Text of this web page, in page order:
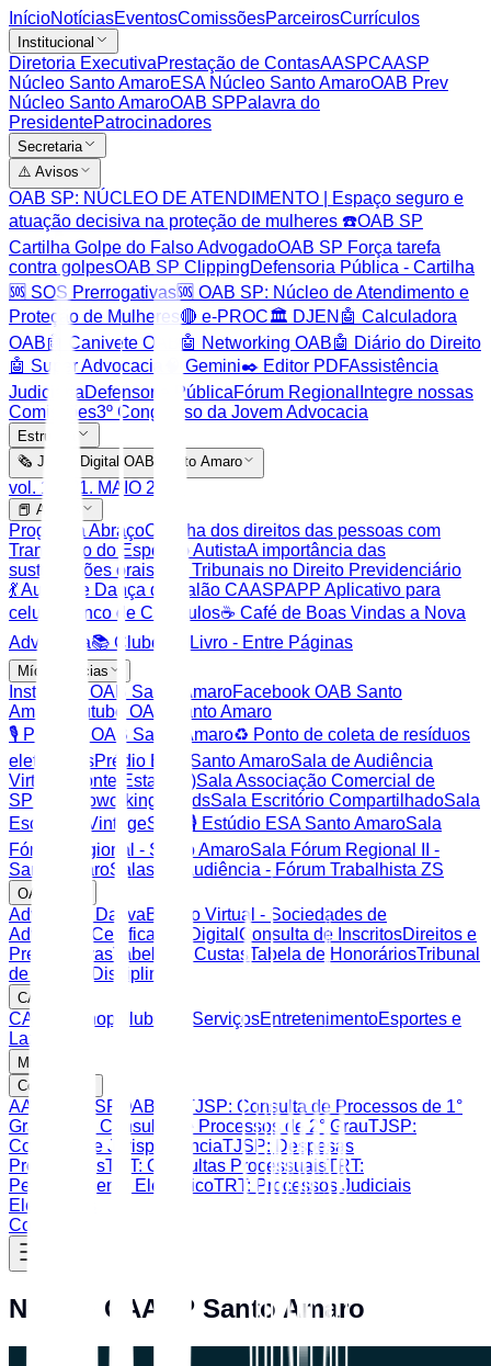
InícioNotíciasEventosComissõesParceirosCurrículos
Institucional
Diretoria ExecutivaPrestação de ContasAASPCAASP
Núcleo Santo AmaroESA Núcleo Santo AmaroOAB Prev
Núcleo Santo AmaroOAB SPPalavra do
PresidentePatrocinadores
Secretaria
⚠️ Avisos
OAB SP: NÚCLEO DE ATENDIMENTO | Espaço seguro e
atuação decisiva na proteção de mulheres ☎️OAB SP
Cartilha Golpe do Falso AdvogadoOAB SP Força tarefa
contra golpesOAB SP ClippingDefensoria Pública - Cartilha
🆘 SOS Prerrogativas🆘 OAB SP: Núcleo de Atendimento e
Proteção de Mulheres🔴 e-PROC🏛️ DJEN 🤖 Calculadora
OAB🤖 Canivete OAB 🤖 Networking OAB🤖 Diário do Direito
🤖 Super Advocacia
🧠 Gemini✒️ Editor PDFAssistência
JudiciáriaDefensoria PúblicaFórum Regional Integre nossas
Comissões3º Congresso da Jovem Advocacia
Estrutura
🗞️ Jornal Digital OAB Santo Amaro
vol. 1. Nº1. MAIO 2026
📕 Artigos
Programa AbraçoCartilha dos direitos das pessoas com
Transtorno do Espectro AutistaA importância das
sustentações orais nos Tribunais no Direito Previdenciário
💃 Aulas de Dança de Salão CAASPAPP Aplicativo para
celular
Banco de Currículos☕ Café de Boas Vindas a Nova
Advocacia📚 Clube do Livro - Entre Páginas
Mídias Socias
Instagram OAB Santo AmaroFacebook OAB Santo
Amaro
Youtube OAB Santo Amaro
🎙️ Podcast OAB Santo Amaro♻️ Ponto de coleta de resíduos
eletrônicosPrédio ESA Santo AmaroSala de Audiência
Virtual ( ponte Estaiada)Sala Associação Comercial de
SP Sala Coworking & kidsSala Escritório CompartilhadoSala
Escritório VintageSala 🎙️ Estúdio ESA Santo AmaroSala
Fórum Regional - Santo AmaroSala Fórum Regional II -
Santo AmaroSalas de Audiência - Fórum Trabalhista ZS
OAB SP
Advocacia DativaBalcão Virtual - Sociedades de
Advocacia
Certificação Digital Consulta de InscritosDireitos e
PrerrogativasTabela de CustasTabela de HonoráriosTribunal
de Ética e Disciplina
CAASP
CAASP Shop Clube de ServiçosEntretenimentoEsportes e
Lazer
Mais
Consultas
AASP CAASP OAB SP
TJSP: Consulta de Processos de 1°
Grau
TJSP: Consulta de Processos de 2° GrauTJSP:
Consulta de JurisprudênciaTJSP: Despesas
ProcessuaisTRT: Consultas ProcessuaisTRT:
Peticionamento EletrônicoTRT: Processos Judiciais
Eletrônicos
Contato
Núcleo CAASP Santo Amaro